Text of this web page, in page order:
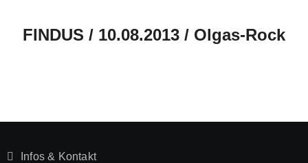
FINDUS / 10.08.2013 / Olgas-Rock
Infos & Kontakt